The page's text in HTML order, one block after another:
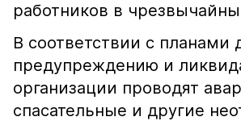
работников в
В соответствии с планами
предупреждению и
организации проводят
спасательные и другие